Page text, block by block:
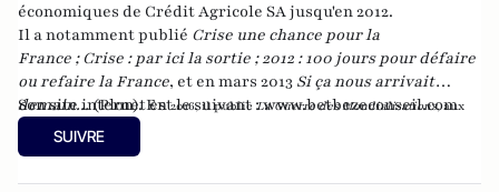
économiques de Crédit Agricole SA jusqu'en 2012.
Il a notamment publié Crise une chance pour la
France ; Crise : par ici la sortie ; 2012 : 100 jours pour défaire
ou refaire la France, et en mars 2013 Si ça nous arrivait
demain...(Plon). En2016, il publie La Guerre des Mondialisations, aux
éditions Economica
et en 2017 "La France, ce malade imaginaire"
chez le même éditeur.
Son site internet est le suivant :www.betbezeconseil.com
SUIVRE